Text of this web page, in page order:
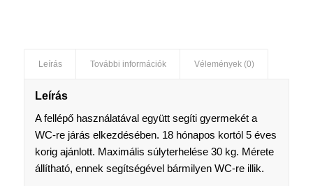
Leírás További információk Vélemények (0)
Leírás
A fellépő használatával együtt segíti gyermekét a
WC-re járás elkezdésében. 18 hónapos kortól 5 éves
korig ajánlott. Maximális súlyterhelése 30 kg. Mérete
állítható, ennek segítségével bármilyen WC-re illik.